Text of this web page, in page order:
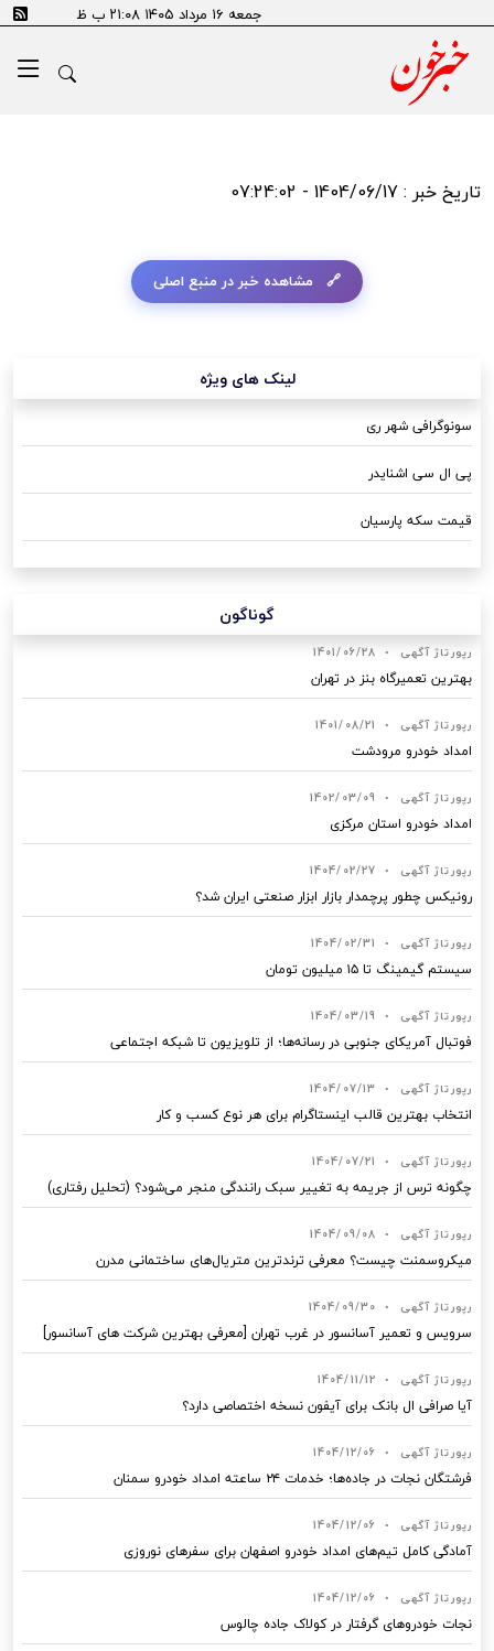
جمعه ۱۶ مرداد ۱۴۰۵ ۲۱:۰۸ ب ظ
تاریخ خبر : 1404/06/17 - 07:24:02
مشاهده خبر در منبع اصلی
لینک های ویژه
سونوگرافی شهر ری
پی ال سی اشنایدر
قیمت سکه پارسیان
گوناگون
رپورتاژ آگهی •
1401/06/28
بهترین تعمیرگاه بنز در تهران
رپورتاژ آگهی •
1401/08/21
امداد خودرو مرودشت
رپورتاژ آگهی •
1402/03/09
امداد خودرو استان مرکزی
رپورتاژ آگهی •
1404/02/27
رونیکس چطور پرچمدار بازار ابزار صنعتی ایران شد؟
رپورتاژ آگهی •
1404/02/31
سیستم گیمینگ تا ۱۵ میلیون تومان
رپورتاژ آگهی •
1404/03/19
فوتبال آمریکای جنوبی در رسانه‌ها؛ از تلویزیون تا شبکه اجتماعی
رپورتاژ آگهی •
1404/07/13
انتخاب بهترین قالب‌ اینستاگرام برای هر نوع کسب‌ و کار
رپورتاژ آگهی •
1404/07/21
چگونه ترس از جریمه به تغییر سبک رانندگی منجر می‌شود؟ (تحلیل رفتاری)
رپورتاژ آگهی •
1404/09/08
میکروسمنت چیست؟ معرفی ترندترین متریال‌های ساختمانی مدرن
رپورتاژ آگهی •
1404/09/30
سرویس و تعمیر آسانسور در غرب تهران [معرفی بهترین شرکت های آسانسور]
رپورتاژ آگهی •
1404/11/12
آیا صرافی ال بانک برای آیفون نسخه اختصاصی دارد؟
رپورتاژ آگهی •
1404/12/06
فرشتگان نجات در جاده‌ها؛ خدمات ۲۴ ساعته امداد خودرو سمنان
رپورتاژ آگهی •
1404/12/06
آمادگی کامل تیم‌های امداد خودرو اصفهان برای سفرهای نوروزی
رپورتاژ آگهی •
1404/12/06
نجات خودروهای گرفتار در کولاک جاده چالوس